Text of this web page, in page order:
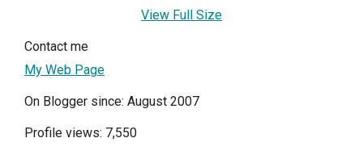
View Full Size
Contact me
My Web Page
On Blogger since: August 2007
Profile views: 7,550